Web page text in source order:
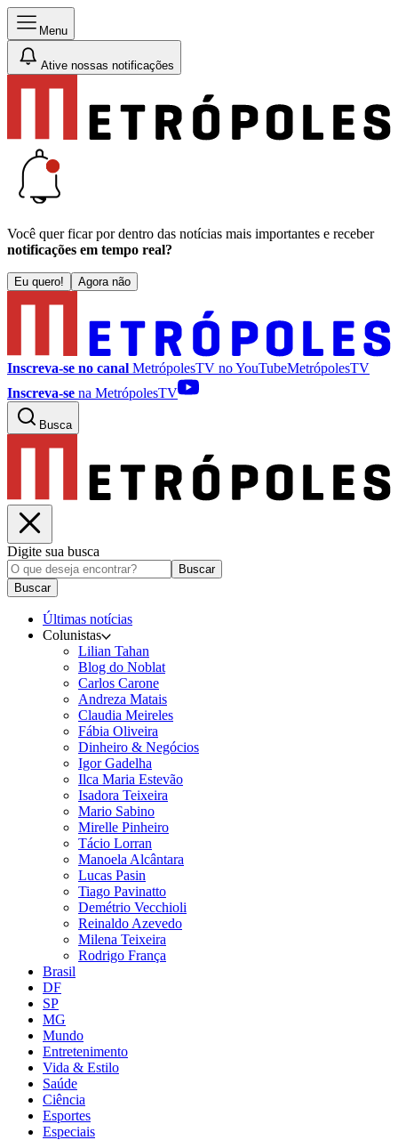
Menu
Ative nossas notificações
Você quer ficar por dentro das notícias mais importantes e receber
notificações em tempo real?
Eu quero! Agora não
Inscreva-se no canal MetrópolesTV noYouTubeMetrópolesTV
Inscreva-se na MetrópolesTV
Busca
Digite sua busca
Buscar
Buscar
Últimas notícias
Colunistas
Lilian Tahan
Blog do Noblat
Carlos Carone
Andreza Matais
Claudia Meireles
Fábia Oliveira
Dinheiro & Negócios
Igor Gadelha
Ilca Maria Estevão
Isadora Teixeira
Mario Sabino
Mirelle Pinheiro
Tácio Lorran
Manoela Alcântara
Lucas Pasin
Tiago Pavinatto
Demétrio Vecchioli
Reinaldo Azevedo
Milena Teixeira
Rodrigo França
Brasil
DF
SP
MG
Mundo
Entretenimento
Vida & Estilo
Saúde
Ciência
Esportes
Especiais